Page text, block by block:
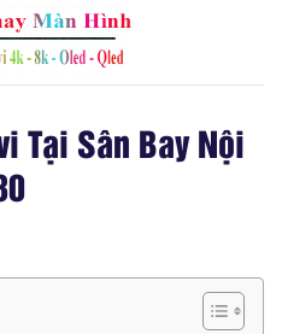
Tại Sân Bay Nội